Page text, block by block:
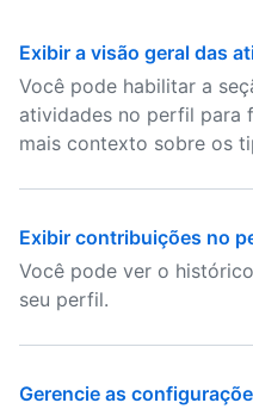
Exibir a visão geral das
Você pode habilitar a
atividades no perfil para
mais contexto sobre os
Exibir contribuições no
Você pode ver o
seu perfil.
Gerencie as